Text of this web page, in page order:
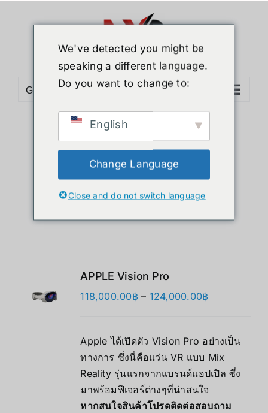
Go to...
Sort byPrice
36 Products
APPLE Vision Pro
118,000.00฿ – 124,000.00฿
围：
118,000.00฿
至
124,000.00฿
Apple ได้เปิดตัว Vision Pro อย่างเป็น
ทางการ ซึ่งนี่คือแว่น VR แบบ Mix
Reality รุ่นแรกจากแบรนด์แอปเปิล ซึ่ง
มาพร้อมฟีเจอร์ต่างๆที่น่าสนใจ
หากสนใจสินค้าโปรดติดต่อสอบถาม
We've detected you might be
speaking a different language.
Do you want to change to:
English
Change Language
Close and do not switch language